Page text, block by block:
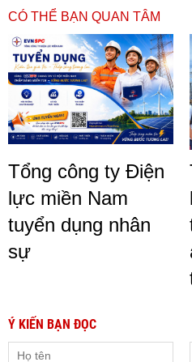
CÓ THỂ BẠN QUAN TÂM
Tổng công ty Điện
lực miền Nam
tuyển dụng nhân
sự
Ý KIẾN BẠN ĐỌC